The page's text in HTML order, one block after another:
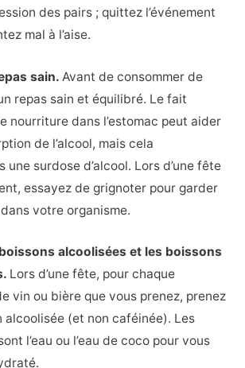
des pairs ; quittez l’événement
mal à l’aise.
sain. Avant de consommer de
repas sain et équilibré. Le fait
nourriture dans l’estomac peut aider
de l’alcool, mais cela
une surdose d’alcool. Lors d’une fête
essayez de grignoter pour garder
votre organisme.
alcoolisées et les boissons
Lors d’une fête, pour chaque
vin ou bière que vous prenez, prenez
alcoolisée (et non caféinée). Les
l’eau ou l’eau de coco pour vous